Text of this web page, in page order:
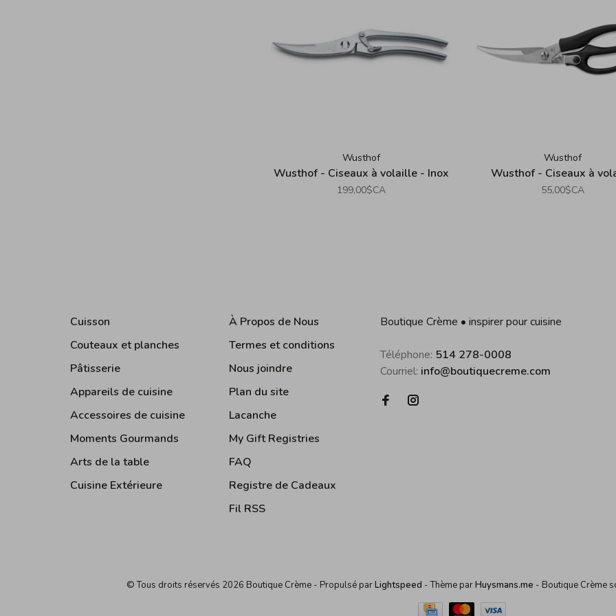
Wusthof
Wusthof - Ciseaux à volaille - Inox
199,00$CA
Wusthof
Wusthof - Ciseaux à
55,00$CA
Cuisson
Couteaux et planches
Pâtisserie
Appareils de cuisine
Accessoires de cuisine
Moments Gourmands
Arts de la table
Cuisine Extérieure
À Propos de Nous
Termes et conditions
Nous joindre
Plan du site
Lacanche
My Gift Registries
FAQ
Registre de Cadeaux
Fil RSS
Boutique Crème • inspirer pour cuisine
Téléphone: 514 278-0008
Courriel: info@boutiquecreme.com
© Tous droits réservés 2026 Boutique Crème - Propulsé parLightspeed - Thème parHuysmans.me - Boutique Crème